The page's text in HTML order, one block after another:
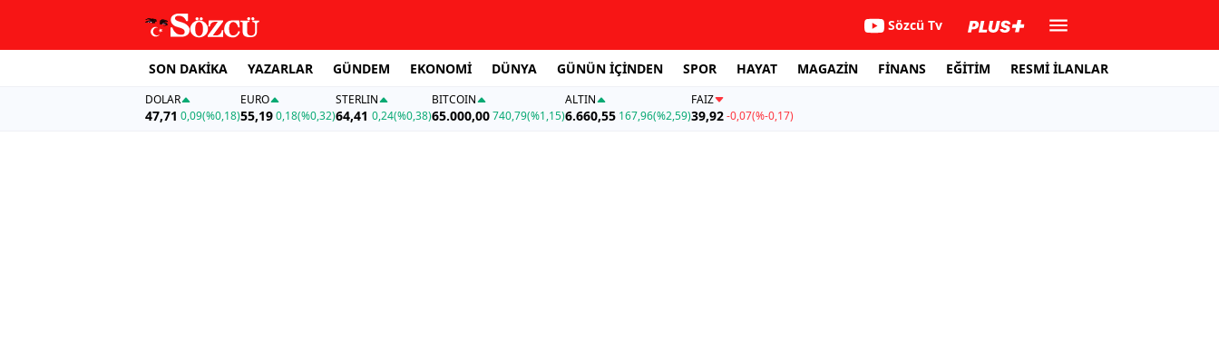
Sözcü Tv
SON DAKİKA YAZARLAR GÜNDEM EKONOMİ DÜNYA GÜNÜN İÇİNDEN SPOR HAYAT MAGAZİN FİNANS EĞİTİM RESMİ İLANLAR
DOLAR
47,71 0,09(%0,18)
EURO
55,19 0,18(%0,32)
STERLIN
64,41 0,24(%0,38)
BITCOIN
65.000,00740,79(%1,15)
ALTIN
6.660,55 167,96(%2,59)
FAİZ
39,92-0,07(%-0,17)